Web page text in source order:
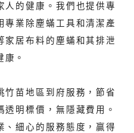
人的健康。我們也提供專
專業除塵蟎工具和清潔產
家居布料的塵蟎和其排泄
。
竹苗地區到府服務，節省
明標價，無隱藏費用。
、細心的服務態度，贏得